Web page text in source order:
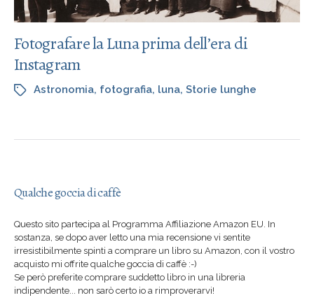
Fotografare la Luna prima dell’era di
Instagram
Astronomia, fotografia, luna, Storie lunghe
Qualche goccia di caffè
Questo sito partecipa al Programma Affiliazione Amazon EU. In
sostanza, se dopo aver letto una mia recensione vi sentite
irresistibilmente spinti a comprare un libro su Amazon, con il vostro
acquisto mi offrite qualche goccia di caffè :-)
Se però preferite comprare suddetto libro in una libreria
indipendente... non sarò certo io a rimproverarvi!